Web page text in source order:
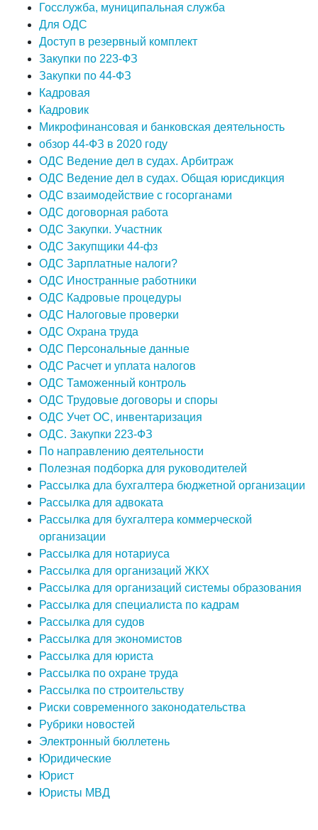
Госслужба, муниципальная служба
Для ОДС
Доступ в резервный комплект
Закупки по 223-ФЗ
Закупки по 44-ФЗ
Кадровая
Кадровик
Микрофинансовая и банковская деятельность
обзор 44-ФЗ в 2020 году
ОДС Ведение дел в судах. Арбитраж
ОДС Ведение дел в судах. Общая юрисдикция
ОДС взаимодействие с госорганами
ОДС договорная работа
ОДС Закупки. Участник
ОДС Закупщики 44-фз
ОДС Зарплатные налоги?
ОДС Иностранные работники
ОДС Кадровые процедуры
ОДС Налоговые проверки
ОДС Охрана труда
ОДС Персональные данные
ОДС Расчет и уплата налогов
ОДС Таможенный контроль
ОДС Трудовые договоры и споры
ОДС Учет ОС, инвентаризация
ОДС. Закупки 223-ФЗ
По направлению деятельности
Полезная подборка для руководителей
Рассылка дла бухгалтера бюджетной организации
Рассылка для адвоката
Рассылка для бухгалтера коммерческой
организации
Рассылка для нотариуса
Рассылка для организаций ЖКХ
Рассылка для организаций системы образования
Рассылка для специалиста по кадрам
Рассылка для судов
Рассылка для экономистов
Рассылка для юриста
Рассылка по охране труда
Рассылка по строительству
Риски современного законодательства
Рубрики новостей
Электронный бюллетень
Юридические
Юрист
Юристы МВД